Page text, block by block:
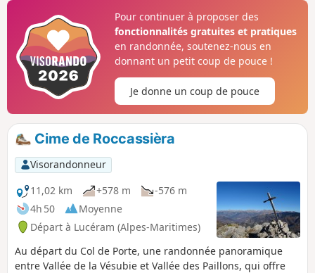
de l'Agrée qui se gravit avec l'aide d'une
chaîne. C'est dire que les enfants ne sont
pas les bienvenus dans cette randonnée. Par
ailleurs, les traces juste avant et surtout
après le Pas de l'Agrée sont très difficiles à
trouver mais le paysage vaut les efforts.
Pour continuer à proposer des
fonctionnalités gratuites et pratiques
en randonnée, soutenez-nous en
donnant un petit coup de pouce !
Je donne un coup de pouce
Cime de Roccassièra
Visorandonneur
11,02 km
+578 m
-576 m
4h 50
Moyenne
Départ à Lucéram (Alpes-Maritimes)
Au départ du Col de Porte, une randonnée panoramique
entre Vallée de la Vésubie et Vallée des Paillons, qui offre